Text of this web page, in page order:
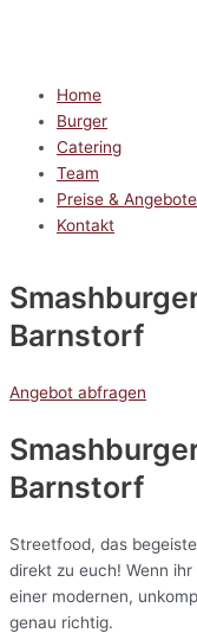
Home
Burger
Catering
Team
Preise & Angebote
Kontakt
Barnstorf
Angebot abfragen
Barnstorf
Streetfood, das
direkt zu euch! Wenn
einer modernen,
genau richtig.